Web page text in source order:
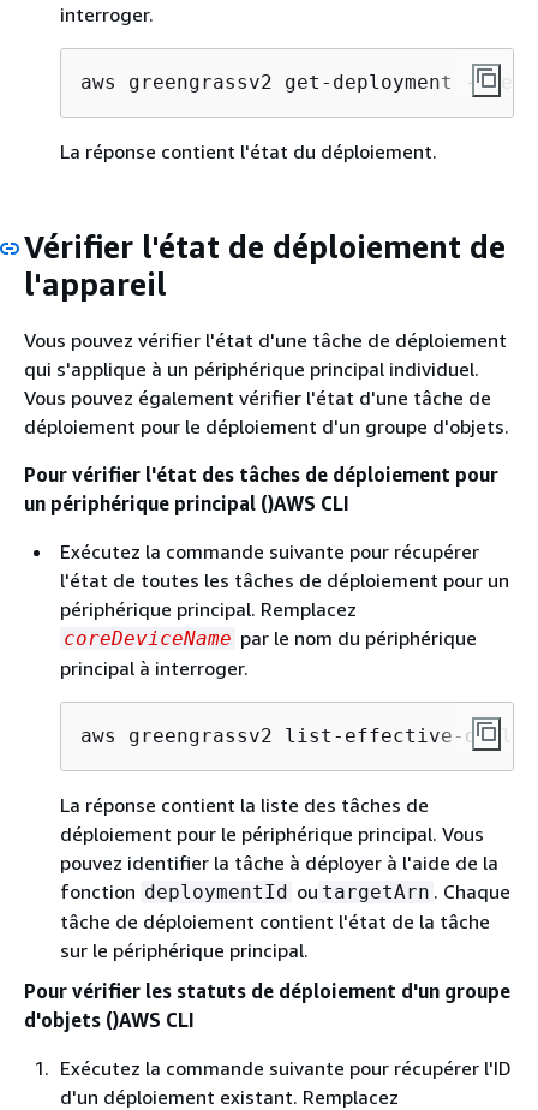
interroger.
aws greengrassv2 get-deployment --
La réponse contient l'état du déploiement.
Vérifier l'état de déploiement de
l'appareil
Vous pouvez vérifier l'état d'une tâche de déploiement
qui s'applique à un périphérique principal individuel.
Vous pouvez également vérifier l'état d'une tâche de
déploiement pour le déploiement d'un groupe d'objets.
Pour vérifier l'état des tâches de déploiement pour
un périphérique principal ()AWS CLI
Exécutez la commande suivante pour récupérer
l'état de toutes les tâches de déploiement pour un
périphérique principal. Remplacez
coreDeviceName par le nom du périphérique
principal à interroger.
aws greengrassv2 list-effective-
La réponse contient la liste des tâches de
déploiement pour le périphérique principal. Vous
pouvez identifier la tâche à déployer à l'aide de la
fonction deploymentId ou targetArn . Chaque
tâche de déploiement contient l'état de la tâche
sur le périphérique principal.
Pour vérifier les statuts de déploiement d'un groupe
d'objets ()AWS CLI
Exécutez la commande suivante pour récupérer l'ID
d'un déploiement existant. Remplacez